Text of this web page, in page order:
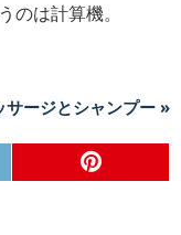
のは計算機。
サージとシャンプー »